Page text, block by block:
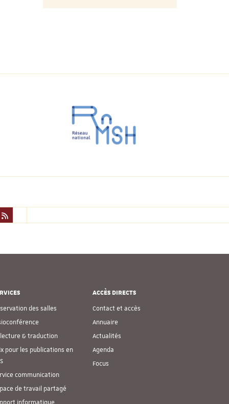
des salles
& traduction
pour les publications en
communication
de travail partagé
ACCÈS DIRECTS
Contact et accès
Annuaire
Actualités
Agenda
Focus